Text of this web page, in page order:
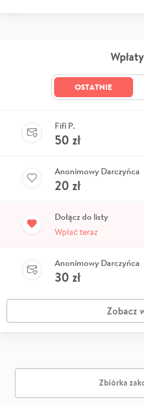
OSTATNIE
Fifi P.
50 zł
Anonimowy Darczyńca
20 zł
Dołącz do listy
Wpłać teraz
Anonimowy Darczyńca
30 zł
Zobacz
Zbiórka